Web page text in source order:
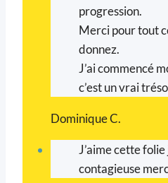
progression.
Merci pour tout
donnez.
J’ai commencé
c’est un vrai
Dominique C.
J’aime cette
contagieuse